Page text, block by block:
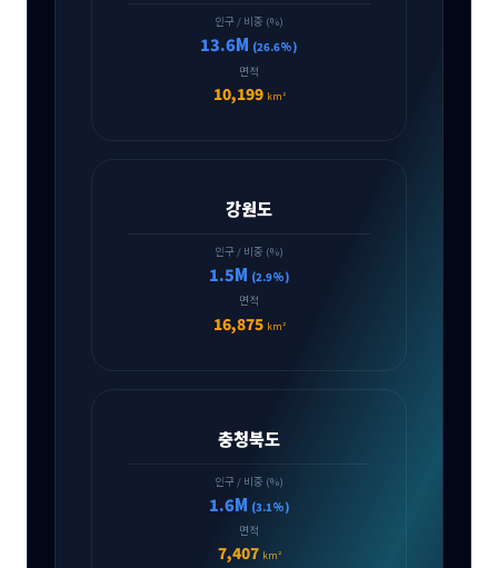
인구 / 비중 (%)
13.6M (26.6%)
면적
10,199 km²
강원도
인구 / 비중 (%)
1.5M (2.9%)
면적
16,875 km²
충청북도
인구 / 비중 (%)
1.6M (3.1%)
면적
7,407 km²